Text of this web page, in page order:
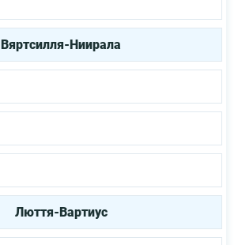
Вяртсилля-Ниирала
Люття-Вартиус